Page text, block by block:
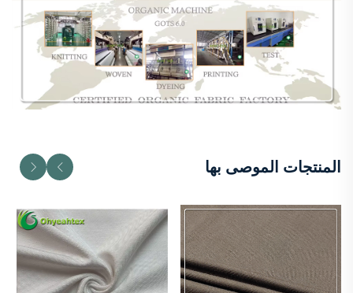
المنتجات الموصى بها